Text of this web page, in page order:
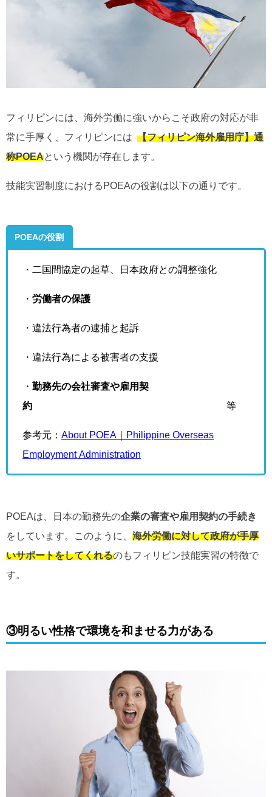
フィリピンには、海外労働に強いからこそ政府の対応が非
常に手厚く、フィリピンには 【フィリピン海外雇用庁】通
称POEAという機関が存在します。
技能実習制度における POEAの役割は以下の通りです。
POEAの役割
・二国間協定の起草、日本政府との調整強化
・ 労働者の保護
・違法行為者の逮捕と起訴
・違法行為による被害者の支援
・ 勤務先の会社審査や雇用契
約 等
参考元： About POEA｜Philippine Overseas
Employment Administration
POEAは、日本の勤務先の企業の審査や雇用契約の手続き
をしています。このように、 海外労働に対して政府が手厚
いサポートをしてくれるのもフィリピン技能実習の特徴で
す。
③明るい性格で環境を和ませる力がある